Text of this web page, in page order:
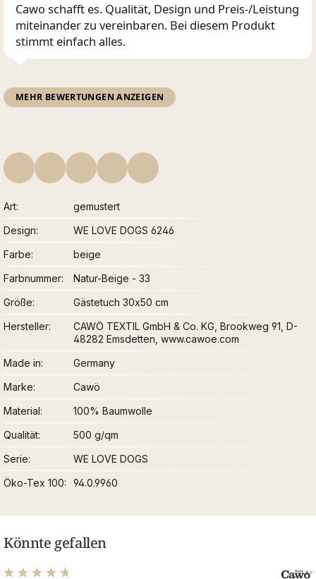
Cawo schafft es. Qualität, Design und Preis-/Leistung
miteinander zu vereinbaren. Bei diesem Produkt
stimmt einfach alles.
MEHR BEWERTUNGEN ANZEIGEN
Art
gemustert
Design
WE LOVE DOGS 6246
Farbe
beige
Farbnummer
Natur-Beige - 33
Größe
Gästetuch 30x50 cm
Hersteller
CAWÖ TEXTIL GmbH & Co. KG, Brookweg 91, D-
48282 Emsdetten, www.cawoe.com
Made in
Germany
Marke
Cawö
Material
100% Baumwolle
Qualität
500 g/qm
Serie
WE LOVE DOGS
Öko-Tex 100
94.0.9960
Könnte gefallen